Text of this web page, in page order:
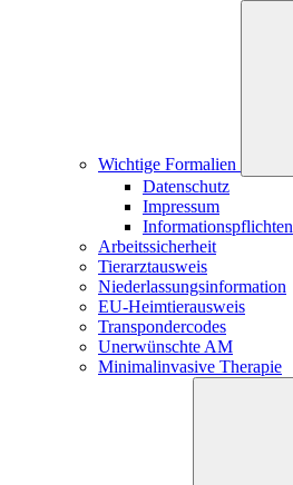
Wichtige Formalien
Datenschutz
Impressum
Informationspflichten
Arbeitssicherheit
Tierarztausweis
Niederlassungsinformation
EU-Heimtierausweis
Transpondercodes
Unerwünschte AM
Minimalinvasive Therapie